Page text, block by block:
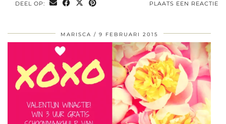
DEEL OP: PLAATS EEN REACTIE
MARISCA 9 FEBRUARI 2015